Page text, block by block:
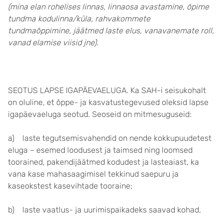
(mina elan rohelises linnas, linnaosa avastamine, õpime
tundma kodulinna/küla, rahvakommete
tundmaõppimine, jäätmed laste elus, vanavanemate roll,
vanad elamise viisid jne).
SEOTUS LAPSE IGAPÄEVAELUGA. Ka SAH-i seisukohalt
on oluline, et õppe- ja kasvatustegevused oleksid lapse
igapäevaeluga seotud. Seoseid on mitmesuguseid:
a) laste tegutsemisvahendid on nende kokkupuudetest
eluga – esemed loodusest ja taimsed ning loomsed
toorained, pakendijäätmed kodudest ja lasteaiast, ka
vana kase mahasaagimisel tekkinud saepuru ja
kaseokstest kasevihtade tooraine;
b) laste vaatlus- ja uurimispaikadeks saavad kohad,